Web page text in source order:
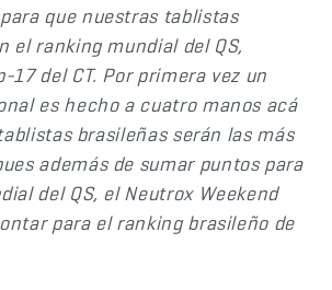
que nuestras tablistas
el ranking mundial del QS,
17 del CT. Por primera vez un
es hecho a cuatro manos acá
brasileñas serán las más
además de sumar puntos para
del QS, el Neutrox Weekend
para el ranking brasileño de